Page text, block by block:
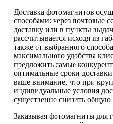
Доставка фотомагнитов
способами: через почтовые
доставку или в пункты
рассчитывается исходя из
также от выбранного
максимального удобства
предложить самые
оптимальные сроки
ваше внимание, что при
индивидуальные условия
существенно снизить общую
Заказывая фотомагниты для